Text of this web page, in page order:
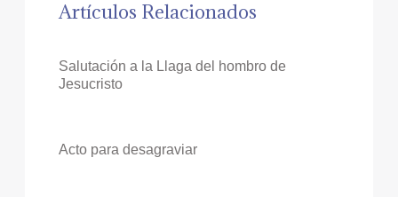
Artículos Relacionados
Salutación a la Llaga del hombro de
Jesucristo
Acto para desagraviar